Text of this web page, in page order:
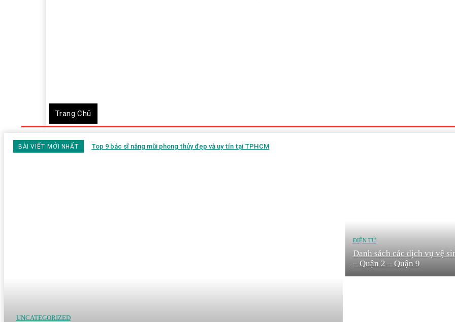
Trang Chủ
BÀI VIẾT MỚI NHẤT Top 9 bác sĩ nâng mũi phong thủy đẹp và uy tín tại TPHCM
UNCATEGORIZED
ĐIỆN TỬ
Danh sách các dịch vụ vệ
– Quận 2 – Quận 9